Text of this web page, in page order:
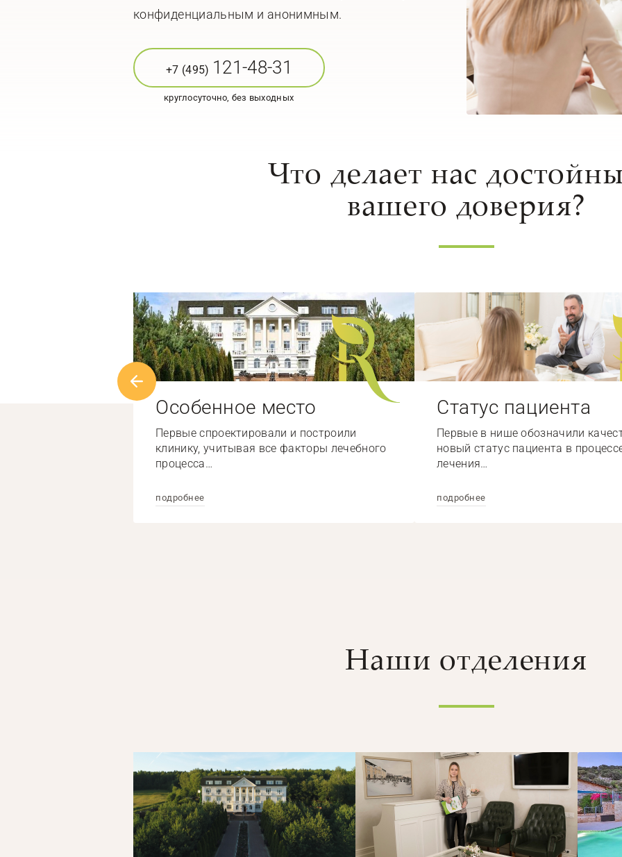
конфиденциальным и анонимным.
+7 (495) 121-48-31
круглосуточно, без выходных
Что делает нас
вашего доверия?
Особенное место
Первые спроектировали и построили
клинику, учитывая все факторы лечебного
процесса…
подробнее
Статус пациента
Первые в нише обозначили
новый статус пациента в
лечения…
подробнее
Наши отделения